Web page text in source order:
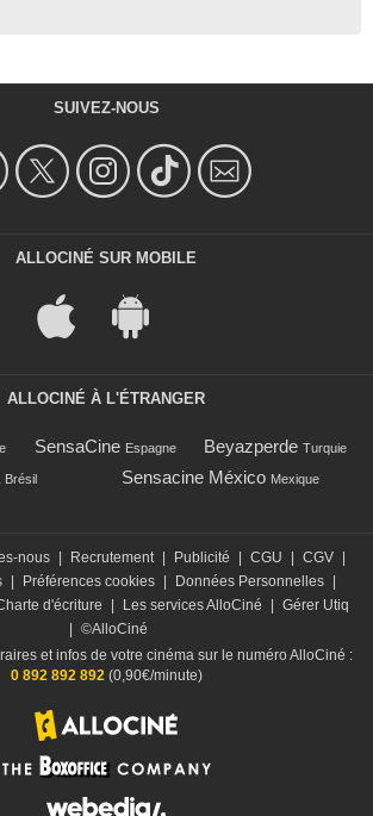
SUIVEZ-NOUS
ALLOCINÉ SUR MOBILE
ALLOCINÉ À L'ÉTRANGER
SensaCine Espagne Beyazperde Turquie
Brésil Sensacine México Mexique
nous Recrutement Publicité CGU CGV
Préférences cookies Données Personnelles
d'écriture Les services AlloCiné
Gérer Utiq
©AlloCiné
et infos de votre cinéma sur le numéro AlloCiné :
0 892 892 892(0,90€/minute)